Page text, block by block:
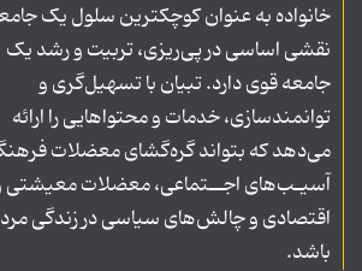
خانواده به عنوان کوچکترین سلول یک
نقشی اساسی در پی‌ریزی، تربیت و رشد یک
جامعه قوی دارد. تبیان با تسهیل‌گری و
توانمندسازی، خدمات و محتواهایی را ارائه
می‌دهد که بتواند گره‌گشای معضلات
آسیـب‌های اجــتماعی، معضلات معیشتی
اقتصادی و چالش‌های سیاسی در زندگی
باشد.